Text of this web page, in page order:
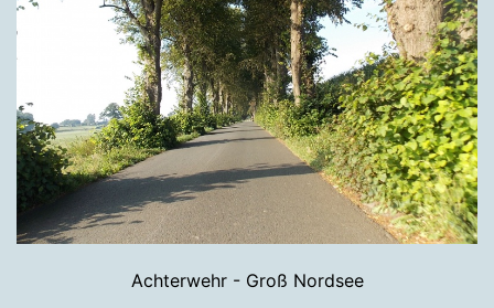
Achterwehr - Groß Nordsee